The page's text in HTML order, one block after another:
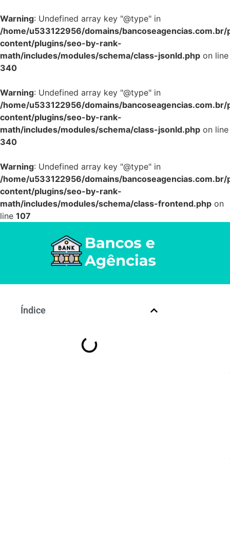
Warning: Undefined array key "@type" in
/home/u533122956/domains/
content/plugins/seo-by-rank-
math/includes/modules/schema/class-jsonld.php on line
340
Warning: Undefined array key "@type" in
/home/u533122956/domains/
content/plugins/seo-by-rank-
math/includes/modules/schema/class-jsonld.php on line
340
Warning: Undefined array key "@type" in
/home/u533122956/domains/
content/plugins/seo-by-rank-
math/includes/modules/schema/class-frontend.php on
line 107
Índice